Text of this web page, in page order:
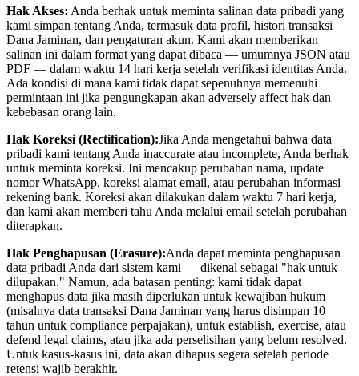
Hak Akses: Anda berhak untuk meminta salinan data pribadi yang
kami simpan tentang Anda, termasuk data profil, histori transaksi
Dana Jaminan, dan pengaturan akun. Kami akan memberikan
salinan ini dalam format yang dapat dibaca — umumnya JSON atau
PDF — dalam waktu 14 hari kerja setelah verifikasi identitas Anda.
Ada kondisi di mana kami tidak dapat sepenuhnya memenuhi
permintaan ini jika pengungkapan akan adversely affect hak dan
kebebasan orang lain.
Hak Koreksi (Rectification):Jika Anda mengetahui bahwa data
pribadi kami tentang Anda inaccurate atau incomplete, Anda berhak
untuk meminta koreksi. Ini mencakup perubahan nama, update
nomor WhatsApp, koreksi alamat email, atau perubahan informasi
rekening bank. Koreksi akan dilakukan dalam waktu 7 hari kerja,
dan kami akan memberi tahu Anda melalui email setelah perubahan
diterapkan.
Hak Penghapusan (Erasure):Anda dapat meminta penghapusan
data pribadi Anda dari sistem kami — dikenal sebagai "hak untuk
dilupakan." Namun, ada batasan penting: kami tidak dapat
menghapus data jika masih diperlukan untuk kewajiban hukum
(misalnya data transaksi Dana Jaminan yang harus disimpan 10
tahun untuk compliance perpajakan), untuk establish, exercise, atau
defend legal claims, atau jika ada perselisihan yang belum resolved.
Untuk kasus-kasus ini, data akan dihapus segera setelah periode
retensi wajib berakhir.